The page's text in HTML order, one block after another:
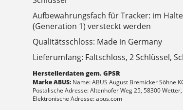
Aufbewahrungsfach für Tracker: im
(Generation 1) versteckt werden
Qualitätsschloss: Made in Germany
Lieferumfang: Faltschloss, 2 Schlüssel,
Herstellerdaten gem. GPSR
Marke ABUS: Name: ABUS August Bremicker Söhne
Postalische Adresse: Altenhofer Weg 25, 58300
Elektronische Adresse: abus.com